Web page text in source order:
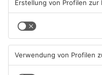
10.08.2026, 11:25 UHR IN MAIN-
KINZIG-KREIS